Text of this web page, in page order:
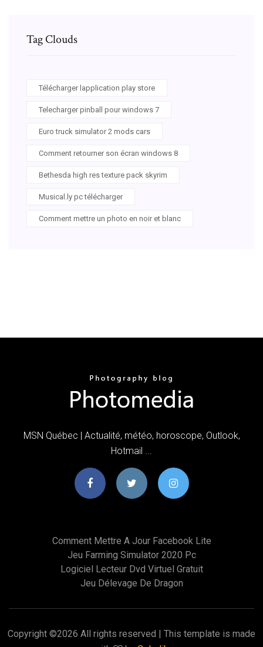
Tag Clouds
Télécharger lapplication play store
Telecharger pinball pour windows 7
Euro truck simulator 2 mods cars
Comment retourner son écran windows 8
Bethesda high res texture pack skyrim
Musical.ly pc télécharger
Comment mettre un photo en noir et blanc
MSN Québec | Actualité, météo, horoscope, Outlook,
Hotmail ...
Comment Mettre A Jour Facebook Lite
Jeu Farming Simulator 2020 Pc
Logiciel Lecteur Dvd Virtuel Gratuit
Jeu Délevage De Dragon
Copyright ©2026 All rights reserved | This template is made